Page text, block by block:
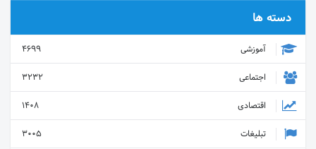
دسته ها
آموزشی
4699
اجتماعی
3232
اقتصادی
1408
تبلیغات
3005